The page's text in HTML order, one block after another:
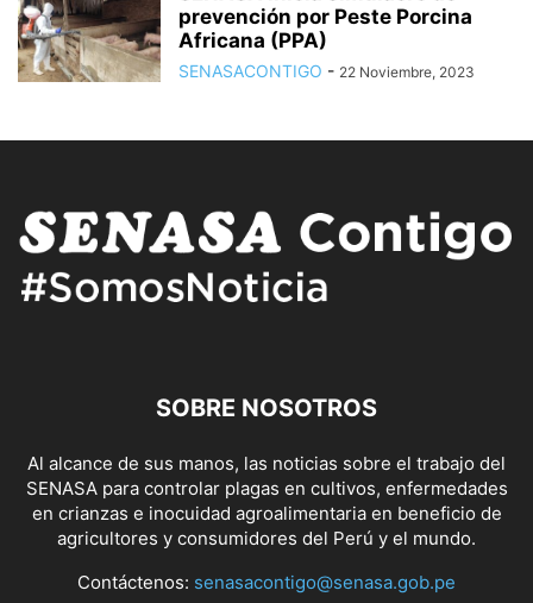
prevención por Peste Porcina
Africana (PPA)
SENASACONTIGO - 22 Noviembre, 2023
SOBRE NOSOTROS
Al alcance de sus manos, las noticias sobre el trabajo del
SENASA para controlar plagas en cultivos, enfermedades
en crianzas e inocuidad agroalimentaria en beneficio de
agricultores y consumidores del Perú y el mundo.
Contáctenos: senasacontigo@senasa.gob.pe